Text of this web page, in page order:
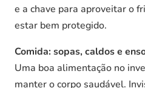
e a chave para aproveitar o
estar bem protegido.
Comida:sopas, caldos e
Uma boa alimentação no
manter o corpo saudável.